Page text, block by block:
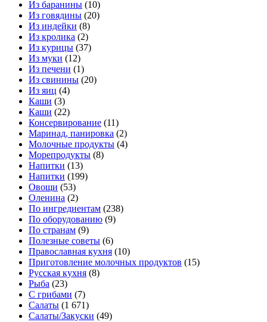
Из баранины (10)
Из говядины (20)
Из индейки (8)
Из кролика (2)
Из курицы (37)
Из муки (12)
Из печени (1)
Из свинины (20)
Из яиц (4)
Каши (3)
Каши (22)
Консервирование (11)
Маринад, панировка (2)
Молочные продукты (4)
Морепродукты (8)
Напитки (13)
Напитки (199)
Овощи (53)
Оленина (2)
По ингредиентам (238)
По оборудованию (9)
По странам (9)
Полезные советы (6)
Православная кухня (10)
Приготовление молочных продуктов (15)
Русская кухня (8)
Рыба (23)
С грибами (7)
Салаты (1 671)
Салаты/Закуски (49)